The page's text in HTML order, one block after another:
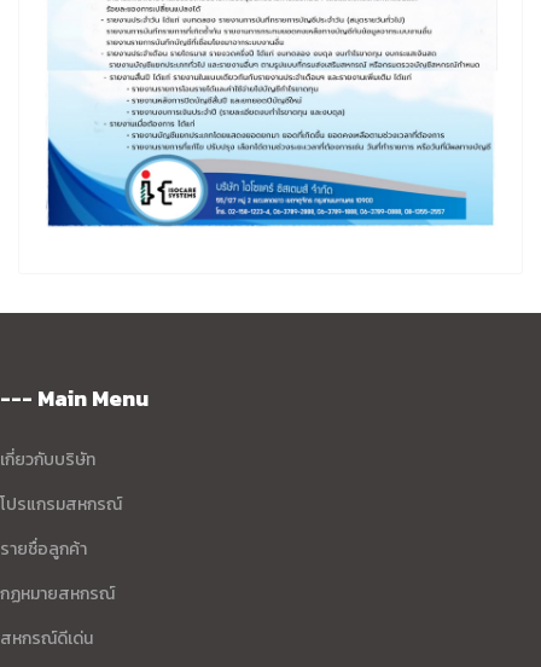
--- Main Menu
เกี่ยวกับบริษัท
โปรแกรมสหกรณ์
รายชื่อลูกค้า
กฏหมายสหกรณ์
สหกรณ์ดีเด่น